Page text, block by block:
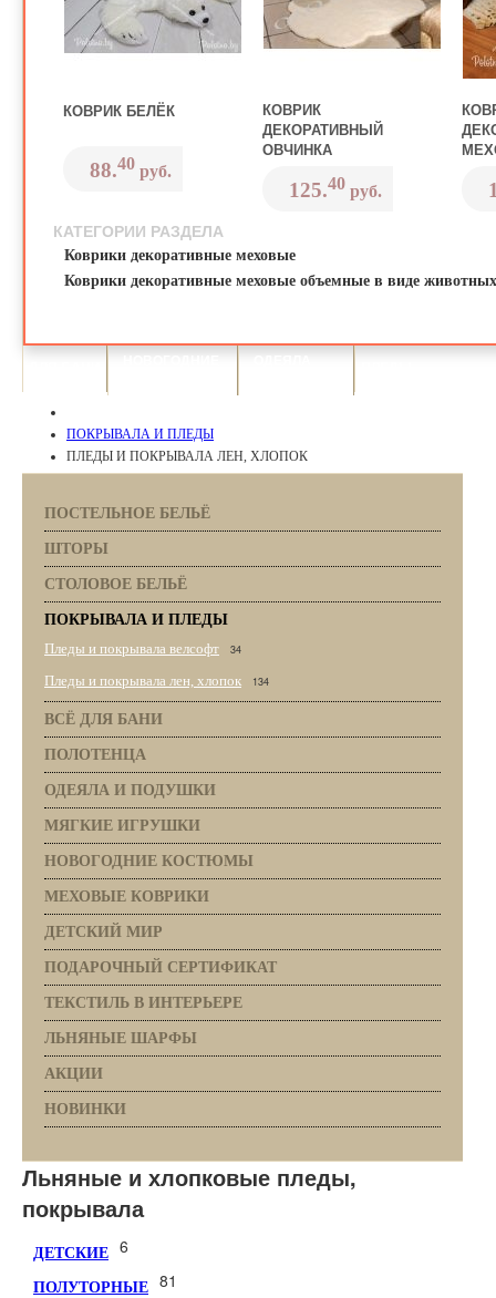
КОВРИК БЕЛЁК
88.40 руб.
КОВРИК
ДЕКОРАТИВНЫЙ
ОВЧИНКА
125.40 руб.
КАТЕГОРИИ РАЗДЕЛА
Коврики декоративные меховые
Коврики декоративные меховые объемные в виде животных
ПОКРЫВАЛА И ПЛЕДЫ
ПЛЕДЫ И ПОКРЫВАЛА ЛЕН, ХЛОПОК
ПОСТЕЛЬНОЕ БЕЛЬЁ
ШТОРЫ
СТОЛОВОЕ БЕЛЬЁ
ПОКРЫВАЛА И ПЛЕДЫ
Пледы и покрывала велсофт
34
Пледы и покрывала лен, хлопок 134
ВСЁ ДЛЯ БАНИ
ПОЛОТЕНЦА
ОДЕЯЛА И ПОДУШКИ
МЯГКИЕ ИГРУШКИ
НОВОГОДНИЕ КОСТЮМЫ
МЕХОВЫЕ КОВРИКИ
ДЕТСКИЙ МИР
ПОДАРОЧНЫЙ СЕРТИФИКАТ
ТЕКСТИЛЬ В ИНТЕРЬЕРЕ
ЛЬНЯНЫЕ ШАРФЫ
АКЦИИ
НОВИНКИ
Льняные и хлопковые пледы,
покрывала
ДЕТСКИЕ 6
ПОЛУТОРНЫЕ 81